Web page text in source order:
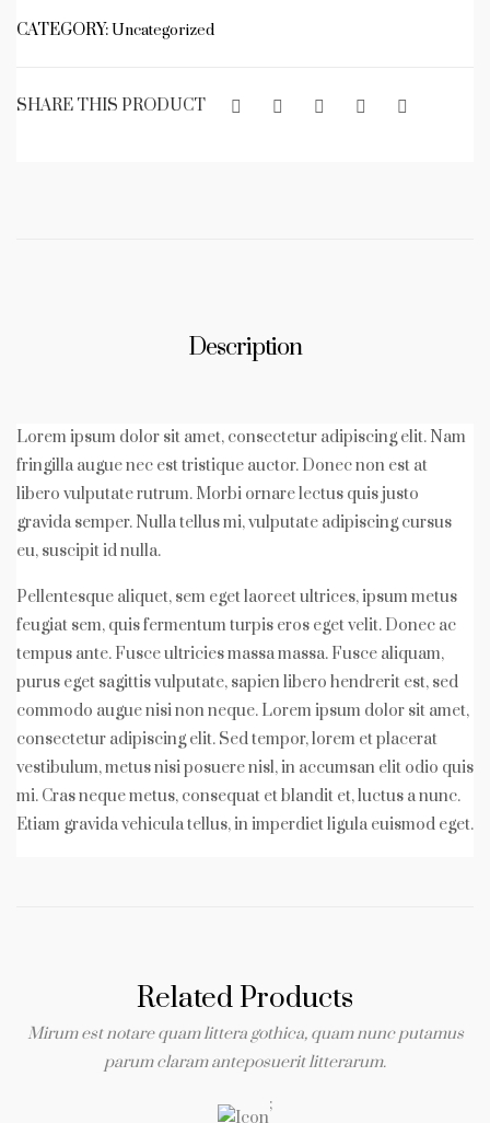
CATEGORY: Uncategorized
SHARE THIS PRODUCT
Description
Lorem ipsum dolor sit amet, consectetur adipiscing elit. Nam
fringilla augue nec est tristique auctor. Donec non est at
libero vulputate rutrum. Morbi ornare lectus quis justo
gravida semper. Nulla tellus mi, vulputate adipiscing cursus
eu, suscipit id nulla.
Pellentesque aliquet, sem eget laoreet ultrices, ipsum metus
feugiat sem, quis fermentum turpis eros eget velit. Donec ac
tempus ante. Fusce ultricies massa massa. Fusce aliquam,
purus eget sagittis vulputate, sapien libero hendrerit est, sed
commodo augue nisi non neque. Lorem ipsum dolor sit amet,
consectetur adipiscing elit. Sed tempor, lorem et placerat
vestibulum, metus nisi posuere nisl, in accumsan elit odio quis
mi. Cras neque metus, consequat et blandit et, luctus a nunc.
Etiam gravida vehicula tellus, in imperdiet ligula euismod eget.
Related Products
Mirum est notare quam littera gothica, quam nunc putamus
parum claram anteposuerit litterarum.
;